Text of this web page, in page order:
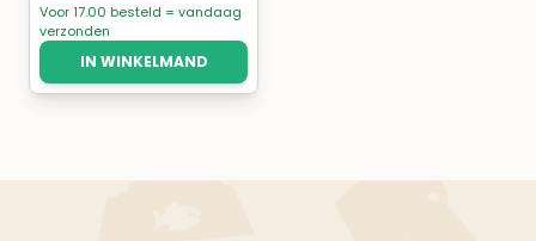
Voor 17.00 besteld = vandaag
verzonden
IN WINKELMAND